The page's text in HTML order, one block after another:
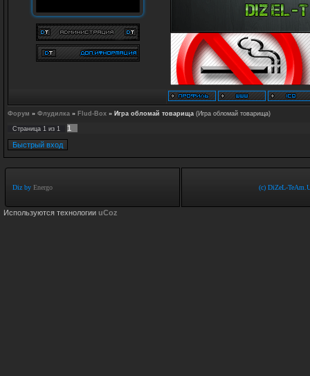
Форум » Флудилка » Flud-Box » Игра обломай товарища (Игра обломай товарища)
Страница 1 из 1 1
Diz by Energo (c) DiZeL-
Используются технологии uCoz